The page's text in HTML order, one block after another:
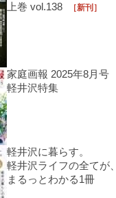
上巻 vol.138
［新刊］
家庭画報 2025年8月号
軽井沢特集
軽井沢に暮らす。
軽井沢ライフの全てが、
まるっとわかる1冊